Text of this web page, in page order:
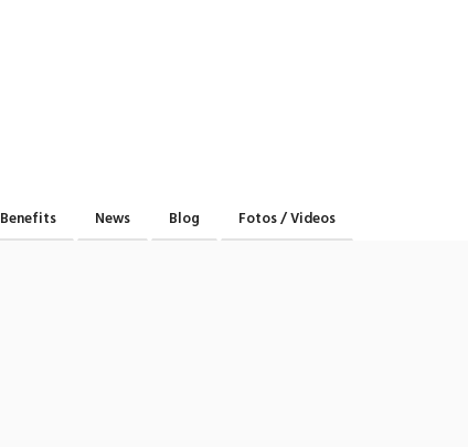
Benefits News Blog Fotos / Videos